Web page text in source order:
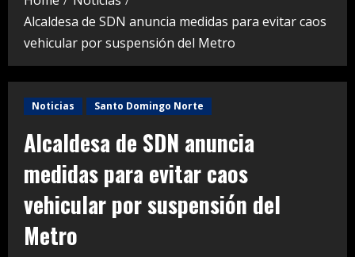
Alcaldesa de SDN anuncia medidas para evitar caos
vehicular por suspensión del Metro
Noticias Santo Domingo Norte
Alcaldesa de SDN anuncia
medidas para evitar caos
vehicular por suspensión del
Metro